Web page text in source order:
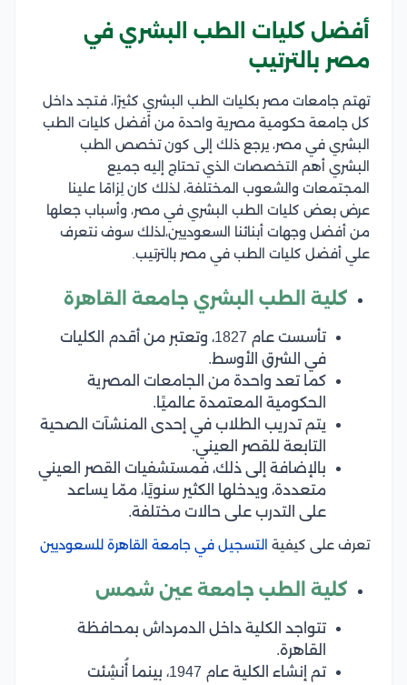
أفضل كليات الطب البشري في
مصر بالترتيب
تهتم جامعات مصر بكليات الطب البشري كثيرًا، فتجد داخل
كل جامعة حكومية مصرية واحدة من أفضل كليات الطب
البشري في مصر، يرجع ذلك إلى كون تخصص الطب
البشري أهم التخصصات الذي تحتاج إليه جميع
المجتمعات والشعوب المختلفة، لذلك كان لِزامًا علينا
عرض بعض كليات الطب البشري في مصر، وأسباب جعلها
من أفضل وجهات أبنائنا السعوديين،لذلك سوف نتعرف
علي أفضل كليات الطب في مصر بالترتيب.
كلية الطب البشري جامعة القاهرة
تأسست عام 1827، وتعتبر من أقدم الكليات
في الشرق الأوسط.
كما تعد واحدة من الجامعات المصرية
الحكومية المعتمدة عالميًا.
يتم تدريب الطلاب في إحدى المنشآت الصحية
التابعة للقصر العيني.
بالإضافة إلى ذلك، فمستشفيات القصر العيني
متعددة، ويدخلها الكثير سنويًا، ممّا يساعد
على التدرب على حالات مختلفة.
تعرف على كيفية التسجيل في جامعة القاهرة للسعوديين
كلية الطب جامعة عين شمس
تتواجد الكلية داخل الدمرداش بمحافظة
القاهرة.
تم إنشاء الكلية عام 1947، بينما أُنشِئت